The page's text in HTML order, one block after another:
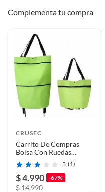
Complementa tu compra
CRUSEC
Carrito De Compras
Bolsa Con Ruedas
Multiusos Plegable
3 (1)
$ 4.990 -67%
$ 14.990